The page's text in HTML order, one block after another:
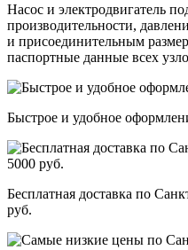
Насос и электродвигатель
производительности,
и присоединительным
паспортные данные всех
Быстрое и удобное
Бесплатная доставка по
руб.